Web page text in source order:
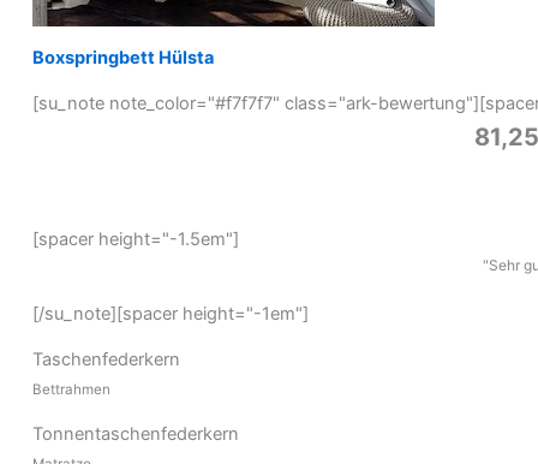
Boxspringbett Hülsta
[su_note note_color="#f7f7f7" class="ark-
[spacer height="-1.5em"]
"Sehr
[/su_note][spacer height="-1em"]
Taschenfederkern
Bettrahmen
Tonnentaschenfederkern